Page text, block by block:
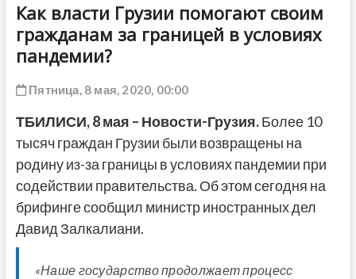
Как власти Грузии помогают своим
гражданам за границей в условиях
пандемии?
Пятница, 8 мая, 2020, 00:00
ТБИЛИСИ, 8 мая – Новости-Грузия.Более 10
тысяч граждан Грузии были возвращены на
родину из-за границы в условиях пандемии при
содействии правительства. Об этом сегодня на
брифинге сообщил министр иностранных дел
Давид Залкалиани.
«Наше государство продолжает процесс